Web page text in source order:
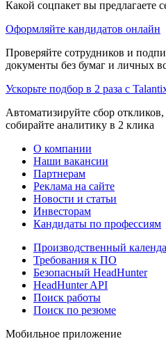
Какой соцпакет вы предлагаете
Оформляйте кандидатов онлайн
Проверяйте сотрудников и
документы без бумаг и личных
Ускорьте подбор в 2 раза с
Автоматизируйте сбор
собирайте аналитику в 2 клика
О компании
Наши вакансии
Партнерам
Реклама на сайте
Новости и статьи
Инвесторам
Кандидаты по профессиям
Производственный
Требования к ПО
Безопасный HeadHunter
HeadHunter API
Поиск работы
Поиск по резюме
Мобильное приложение